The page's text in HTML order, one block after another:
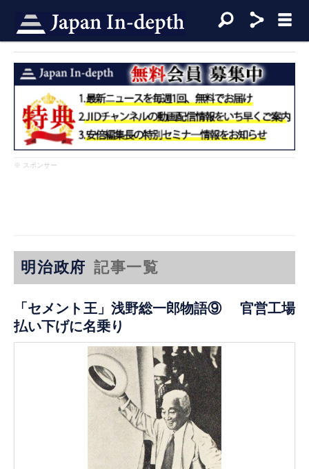
※ スポンサー
明治政府 記事一覧
「セメント王」浅野総一郎物語⑨ 官営工場
払い下げに名乗り